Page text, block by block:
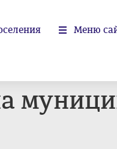
Меню